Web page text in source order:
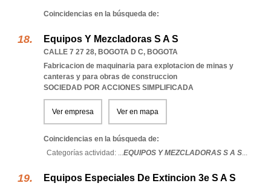
Coincidencias en la búsqueda de:
Equipos Y Mezcladoras S A S
CALLE 7 27 28, BOGOTA D C, BOGOTA
Fabricacion de maquinaria para explotacion de minas y
canteras y para obras de construccion
SOCIEDAD POR ACCIONES SIMPLIFICADA
Ver empresa Ver en mapa
Coincidencias en la búsqueda de:
Categorías actividad: ...EQUIPOS Y MEZCLADORAS S A S...
Equipos Especiales De Extincion 3e S A S